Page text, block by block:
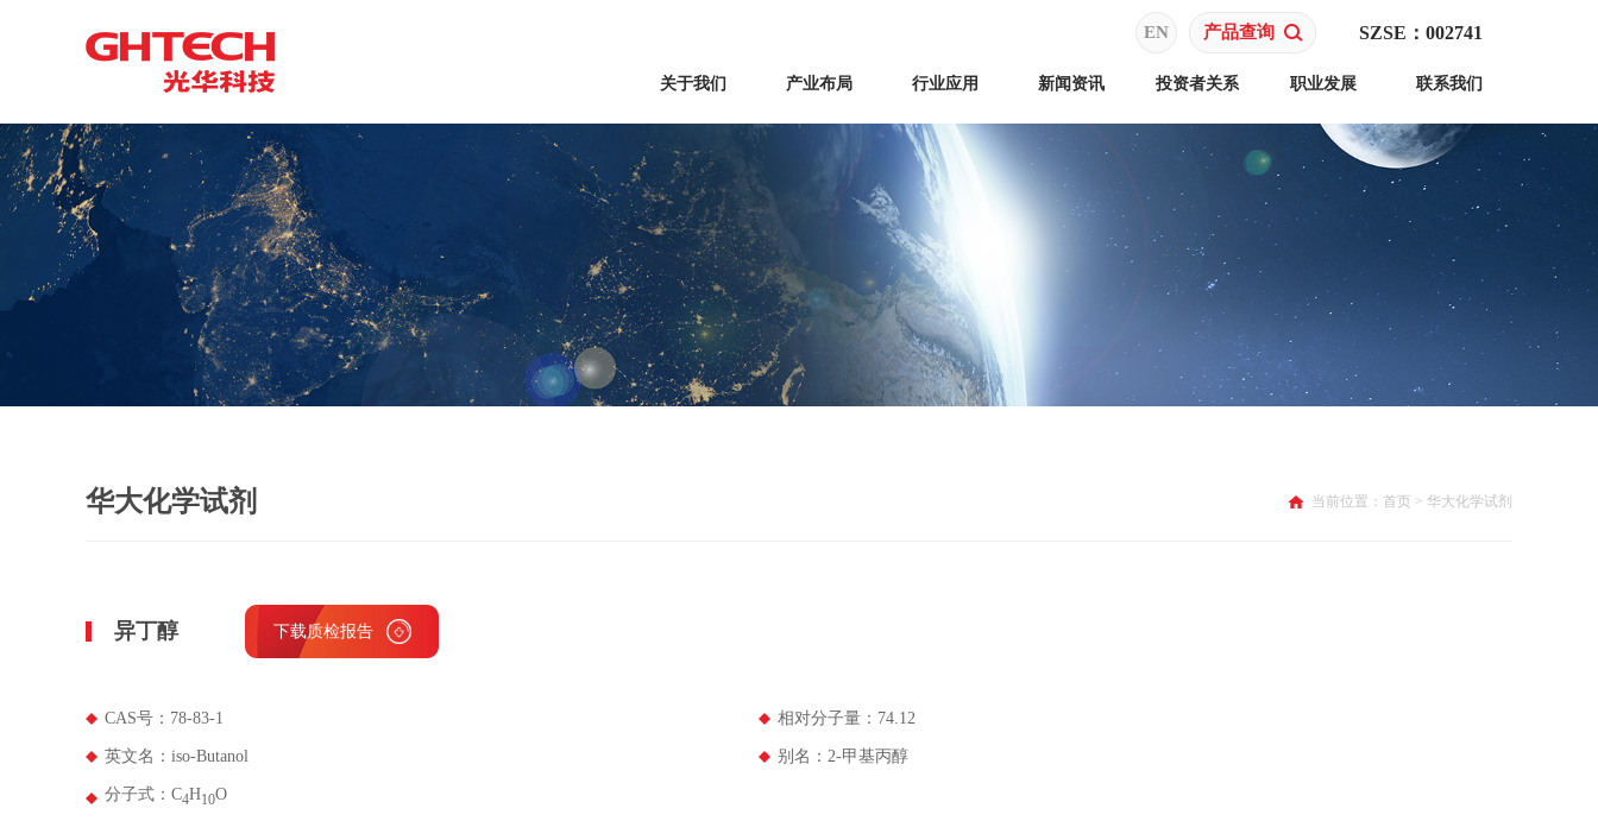
关于我们 产业布局 行业应用 新闻资讯 投资者关系 职业发展 联系我们
SZSE：002741
EN 产品查询
华大化学试剂 当前位置： 首页 > 华大化学试剂
异丁醇 下载质检报告
CAS号：78-83-1 相对分子量：74.12
英文名：iso-Butanol 别名：2-甲基丙醇
分子式：C4H10O